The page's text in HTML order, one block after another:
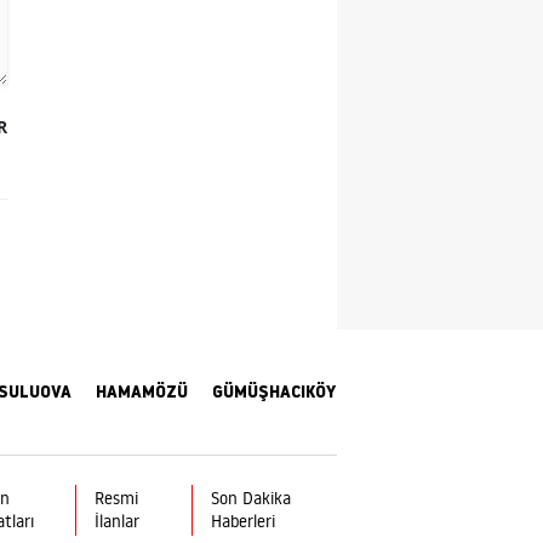
Şırnak
Ardahan
HAMAMÖZÜ GÜMÜŞHACIKÖY
Resmi
İlanlar
Son Dakika
Haberleri